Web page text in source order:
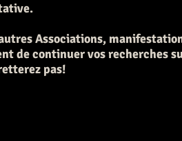
Associations,
de continuer vos recherches
pas!